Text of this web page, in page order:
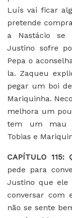
Luís vai ficar
pretende
a Nastácio se
Justino sofre
Pepa o
la. Zaqueu
pegar um boi
Mariquinha.
melhora um
tem um mau
Tobias e
CAPÍTULO 115:
pede para
Justino que
conversar com
não se sente